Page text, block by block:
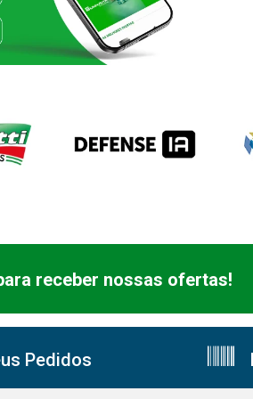
receber nossas ofertas!
Pedidos